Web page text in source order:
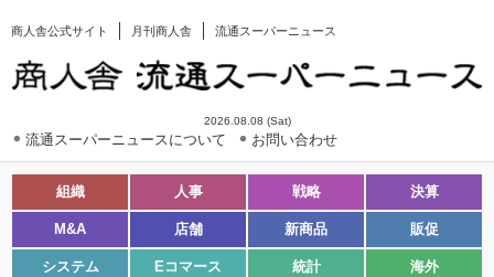
商人舎公式サイト 月刊商人舎 流通スーパーニュース
2026.08.08 (Sat)
流通スーパーニュースについて お問い合わせ
組織 人事 戦略 決算
M&A 店舗 新商品 販促
システム Eコマース 統計 海外